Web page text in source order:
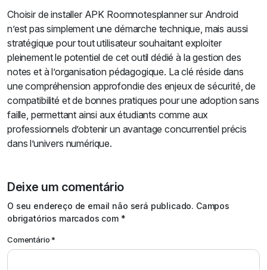
Choisir de installer APK Roomnotesplanner sur Android
n’est pas simplement une démarche technique, mais aussi
stratégique pour tout utilisateur souhaitant exploiter
pleinement le potentiel de cet outil dédié à la gestion des
notes et à l’organisation pédagogique. La clé réside dans
une compréhension approfondie des enjeux de sécurité, de
compatibilité et de bonnes pratiques pour une adoption sans
faille, permettant ainsi aux étudiants comme aux
professionnels d’obtenir un avantage concurrentiel précis
dans l’univers numérique.
Deixe um comentário
O seu endereço de email não será publicado. Campos
obrigatórios marcados com *
Comentário*
Alternative: